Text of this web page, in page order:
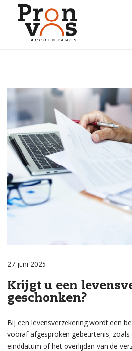
27 juni 2025
Krijgt u een
geschonken?
Bij een levensverzekering wordt een
vooraf afgesproken gebeurtenis, zoals
einddatum of het overlijden van de